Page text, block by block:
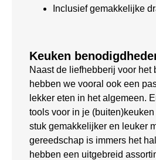
Inclusief gemakkelijke
Keuken
Naast de liefhebberij voor het
hebben we vooral ook een
lekker eten in het algemeen.
tools voor in je
stuk gemakkelijker en leuker
gereedschap is immers het
hebben een uitgebreid